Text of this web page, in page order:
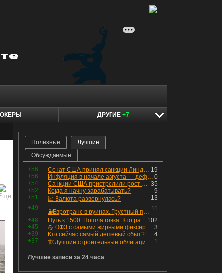
ДРУГИЕ +7
Полезные
Лучшие
Обсуждаемые
+56 19
Сенат США принял санкции Линдси Грэма против России
+56
0
Инфляция в начале августа — дефляция из-за топлива и плодоовощной корзины, но услуги продолжают дорожать, а рубль начал ослабевать.
+54
35
Санкции США пристрелили рост акций в России
+52
9
Когда я начну зарабатывать?
+51
13
📈 Валюта развернулась?
+49
11
⛽️Евротранс в руинах. Грустный пост😶😞 Что изменилось в облигациях?
+48
102
Путь к 1500. Пошла гонка. Кто раньше продаст.
+45
3
💪 ОФЗ с самыми жирными фиксированными купонами
+39
4
Кто сейчас самый дешевый сбыт? Сводный пост по сбытовым компаниям по отчетам РСБУ за Q2 26г.
+37
1
🏗Лучшие строительные облигации первого эшелона
Лучшие записи за 24 часа